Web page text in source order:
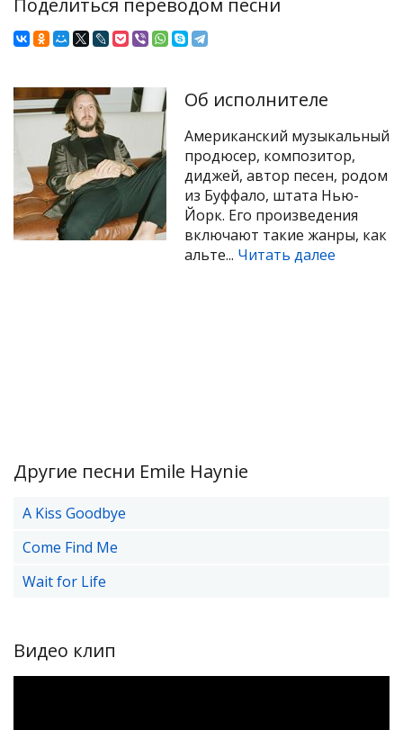
Поделиться переводом песни
Об исполнителе
Американский музыкальный
продюсер, композитор,
диджей, автор песен, родом
из Буффало, штата Нью-
Йорк. Его произведения
включают такие жанры, как
альте... Читать далее
Другие песни Emile Haynie
A Kiss Goodbye
Come Find Me
Wait for Life
Видео клип